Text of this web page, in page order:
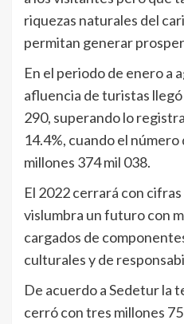
riquezas naturales del
permitan generar
En el periodo de enero a
afluencia de turistas llegó
290, superando lo
14.4%, cuando el
millones 374 mil 038.
El 2022 cerrará con
vislumbra un futuro con
cargados de
culturales y de
De acuerdo a Sedetur la
cerró con tres millones